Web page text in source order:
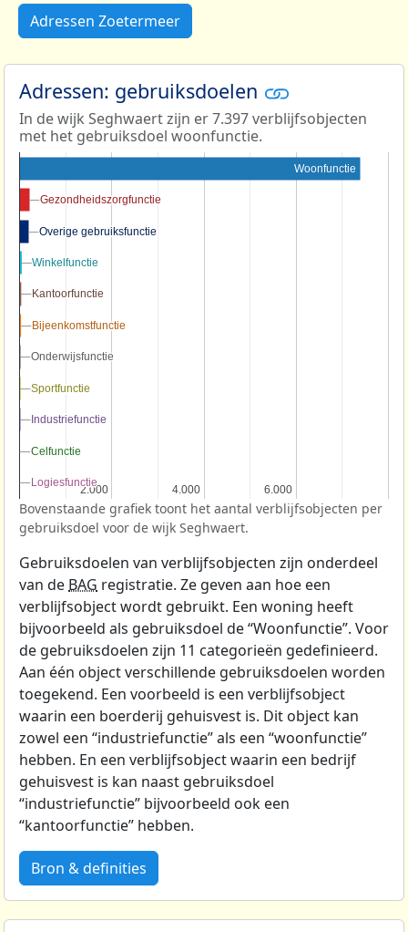
Adressen Zoetermeer
Adressen: gebruiksdoelen
In de wijk Seghwaert zijn er 7.397 verblijfsobjecten
met het gebruiksdoel woonfunctie.
2.000
2.000 4.000
4.000 6.000
6.000
Woonfunctie
Gezondheidszorgfunctie
Gezondheidszorgfunctie
Overige gebruiksfunctie
Overige gebruiksfunctie
Winkelfunctie
Winkelfunctie
Kantoorfunctie
Kantoorfunctie
Bijeenkomstfunctie
Bijeenkomstfunctie
Onderwijsfunctie
Onderwijsfunctie
Sportfunctie
Sportfunctie
Industriefunctie
Industriefunctie
Celfunctie
Celfunctie
Logiesfunctie
Logiesfunctie
Bovenstaande grafiek toont het aantal verblijfsobjecten per
gebruiksdoel voor de wijk Seghwaert.
Gebruiksdoelen van verblijfsobjecten zijn onderdeel
van de BAG registratie. Ze geven aan hoe een
verblijfsobject wordt gebruikt. Een woning heeft
bijvoorbeeld als gebruiksdoel de “Woonfunctie”. Voor
de gebruiksdoelen zijn 11 categorieën gedefinieerd.
Aan één object verschillende gebruiksdoelen worden
toegekend. Een voorbeeld is een verblijfsobject
waarin een boerderij gehuisvest is. Dit object kan
zowel een “industriefunctie” als een “woonfunctie”
hebben. En een verblijfsobject waarin een bedrijf
gehuisvest is kan naast gebruiksdoel
“industriefunctie” bijvoorbeeld ook een
“kantoorfunctie” hebben.
Bron & definities